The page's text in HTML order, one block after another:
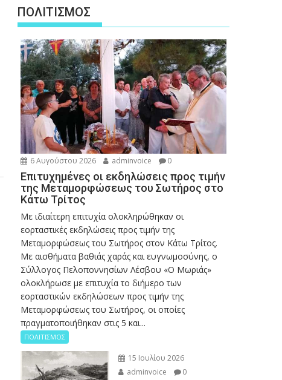
ΠΟΛΙΤΙΣΜΟΣ
6 Αυγούστου 2026 adminvoice 0
Επιτυχημένες οι εκδηλώσεις προς τιμήν
της Μεταμορφώσεως του Σωτήρος στο
Κάτω Τρίτος
Με ιδιαίτερη επιτυχία ολοκληρώθηκαν οι
εορταστικές εκδηλώσεις προς τιμήν της
Μεταμορφώσεως του Σωτήρος στον Κάτω Τρίτος.
Με αισθήματα βαθιάς χαράς και ευγνωμοσύνης, ο
Σύλλογος Πελοποννησίων Λέσβου «Ο Μωριάς»
ολοκλήρωσε με επιτυχία το διήμερο των
εορταστικών εκδηλώσεων προς τιμήν της
Μεταμορφώσεως του Σωτήρος, οι οποίες
πραγματοποιήθηκαν στις 5 και...
ΠΟΛΙΤΙΣΜΟΣ
15 Ιουλίου 2026
adminvoice
0